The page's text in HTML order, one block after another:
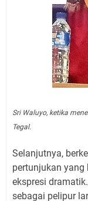
Sri Waluyo, ketika
Tegal.
Selanjutnya,
pertunjukan yang
ekspresi
sebagai pelipur